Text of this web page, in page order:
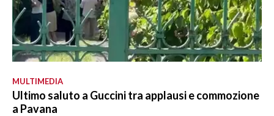
MULTIMEDIA
Ultimo saluto a Guccini tra applausi e commozione
a Pavana